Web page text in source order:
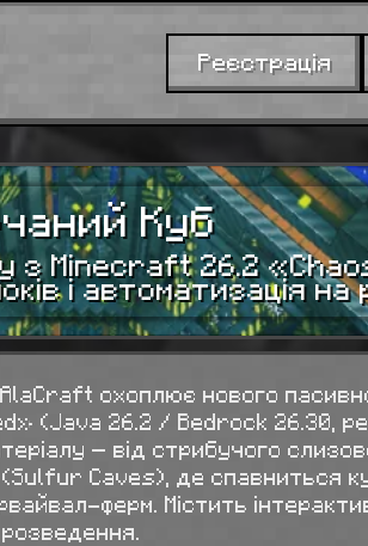
Реєстрація
Куб
з Minecraft 26.2
і автоматизація
охоплює нового
(Java 26.2 / Bedrock 26.30,
— від стрибучого
(Sulfur Caves), де спавниться
ферм. Містить
розведення.